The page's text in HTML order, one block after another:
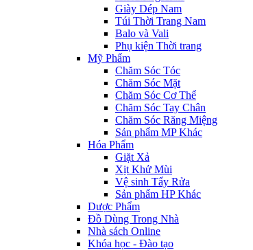
Giày Dép Nam
Túi Thời Trang Nam
Balo và Vali
Phụ kiện Thời trang
Mỹ Phẩm
Chăm Sóc Tóc
Chăm Sóc Mặt
Chăm Sóc Cơ Thể
Chăm Sóc Tay Chân
Chăm Sóc Răng Miệng
Sản phẩm MP Khác
Hóa Phẩm
Giặt Xả
Xịt Khử Mùi
Vệ sinh Tẩy Rửa
Sản phẩm HP Khác
Dược Phẩm
Đồ Dùng Trong Nhà
Nhà sách Online
Khóa học - Đào tạo